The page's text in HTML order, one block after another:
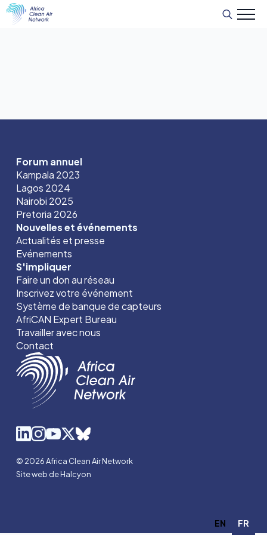
Forum annuel
Kampala 2023
Lagos 2024
Nairobi 2025
Pretoria 2026
Nouvelles et événements
Actualités et presse
Evénements
S'impliquer
Faire un don au réseau
Inscrivez votre événement
Système de banque de capteurs
AfriCAN Expert Bureau
Travailler avec nous
Contact
© 2026 Africa Clean Air Network
Site web de Halcyon
EN FR